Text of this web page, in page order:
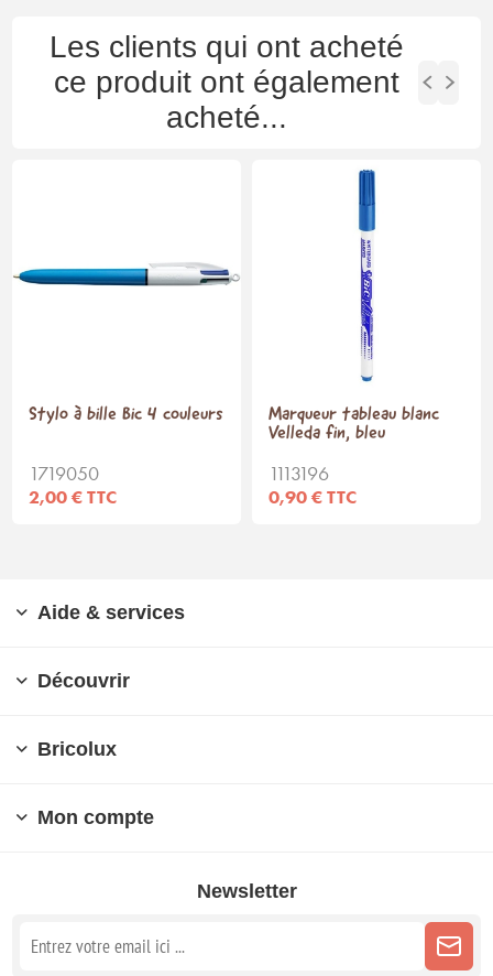
Les clients qui ont acheté
ce produit ont également
acheté...
Stylo à bille Bic 4 couleurs
1719050
2,00 € TTC
Marqueur tableau blanc
Velleda fin, bleu
1113196
0,90 € TTC
Aide & services
Découvrir
Bricolux
Mon compte
Newsletter